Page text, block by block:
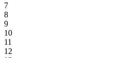
7
8
9
10
11
12